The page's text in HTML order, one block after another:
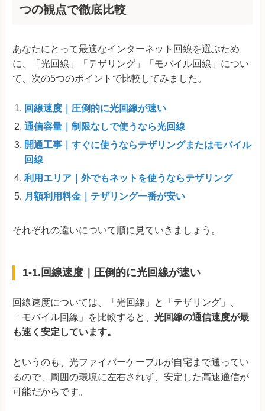
つの観点で徹底比較
あなたにとって最適なインターネット回線を選ぶため
に、「光回線」「テザリング」「モバイル回線」につい
て、次の5つのポイントで比較してみました。
回線速度｜圧倒的に光回線が速い
通信容量｜制限なしで使うなら光回線
開通工事｜すぐに使うならテザリングまたはモバイル
回線
利用エリア｜外でもネットを使うならテザリング
月額利用料金｜テザリング一番が安い
それぞれの違いについて順に見ていきましょう。
1-1.回線速度｜圧倒的に光回線が速い
回線速度については、「光回線」と「テザリング」、
「モバイル回線」を比較すると、 光回線の通信速度が最
も速く安定しています。
というのも、光ファイバーケーブルが自宅まで通ってい
るので、周囲の環境に左右されず、安定した高速通信が
可能だからです。